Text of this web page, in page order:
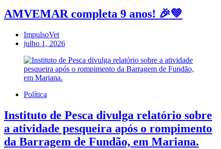
AMVEMAR completa 9 anos! 🎉💚
ImpulsoVet
julho 1, 2026
Política
Instituto de Pesca divulga relatório sobre
a atividade pesqueira após o rompimento
da Barragem de Fundão, em Mariana.